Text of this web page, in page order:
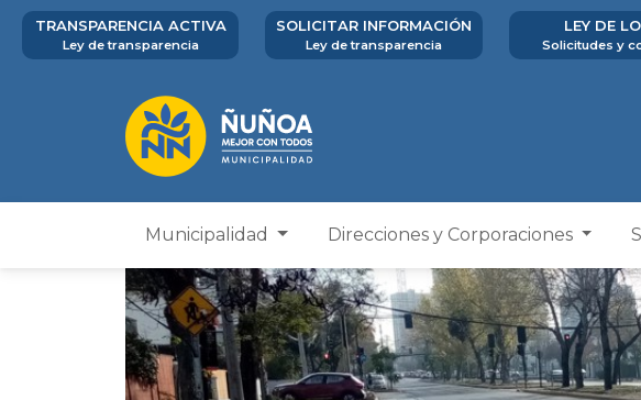
TRANSPARENCIA ACTIVA
Ley de transparencia
SOLICITAR INFORMACIÓN
Ley de transparencia
LEY DE
Solicitudes y
Municipalidad Direcciones y Corporaciones